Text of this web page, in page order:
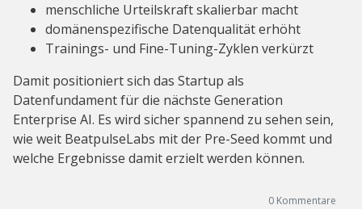
menschliche Urteilskraft skalierbar macht
domänenspezifische Datenqualität erhöht
Trainings- und Fine-Tuning-Zyklen verkürzt
Damit positioniert sich das Startup als
Datenfundament für die nächste Generation
Enterprise AI. Es wird sicher spannend zu sehen sein,
wie weit BeatpulseLabs mit der Pre-Seed kommt und
welche Ergebnisse damit erzielt werden können.
0 Kommentare